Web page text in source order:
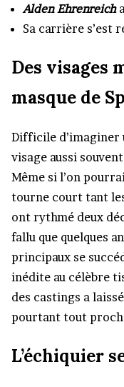
Alden Ehrenreich
Sa carrière s’est
Des visages
masque de
Difficile d’imaginer
visage aussi
Même si l’on
tourne court tant
ont rythmé deux
fallu que quelques
principaux se
inédite au célèbre
des castings a
pourtant tout
L’échiquier